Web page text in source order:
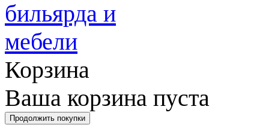
Корзина
Ваша корзина пуста